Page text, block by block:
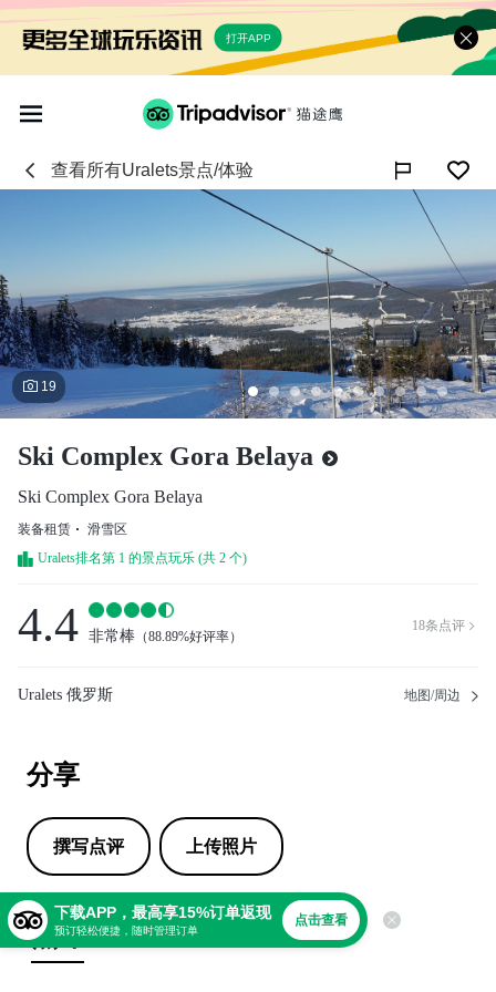
打开APP
查看所有Uralets景点/体验
 19
Ski Complex Gora Belaya
Ski Complex Gora Belaya
装备租赁
滑雪区
Uralets排名第 1 的景点玩乐 (共 2 个)
4.4 非常棒 （88.89%好评率）
18条点评 
Uralets 俄罗斯 地图/周边
分享
撰写点评 上传照片
点评
下载APP，最高享15%订单返现
预订轻松便捷，随时管理订单
点击查看